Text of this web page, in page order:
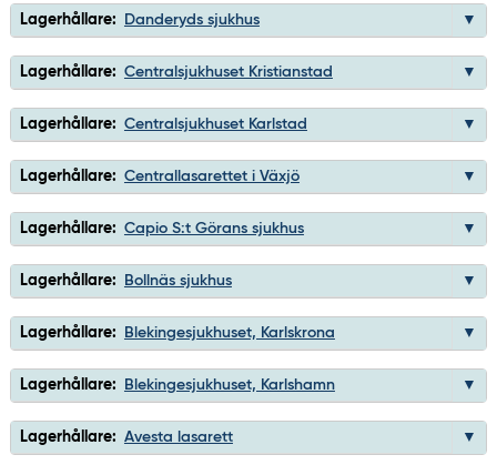
Lagerhållare: Danderyds sjukhus
Lagerhållare: Centralsjukhuset Kristianstad
Lagerhållare: Centralsjukhuset Karlstad
Lagerhållare: Centrallasarettet i Växjö
Lagerhållare: Capio S:t Görans sjukhus
Lagerhållare: Bollnäs sjukhus
Lagerhållare: Blekingesjukhuset, Karlskrona
Lagerhållare: Blekingesjukhuset, Karlshamn
Lagerhållare: Avesta lasarett